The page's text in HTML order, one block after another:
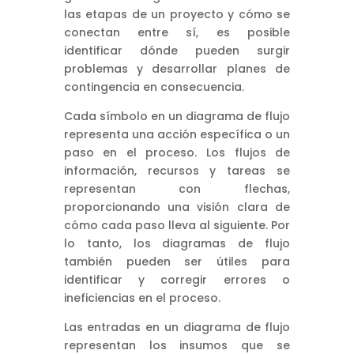
las etapas de un proyecto y cómo se
conectan entre sí, es posible
identificar dónde pueden surgir
problemas y desarrollar planes de
contingencia en consecuencia.
Cada símbolo en un diagrama de flujo
representa una acción específica o un
paso en el proceso. Los flujos de
información, recursos y tareas se
representan con flechas,
proporcionando una visión clara de
cómo cada paso lleva al siguiente. Por
lo tanto, los diagramas de flujo
también pueden ser útiles para
identificar y corregir errores o
ineficiencias en el proceso.
Las entradas en un diagrama de flujo
representan los insumos que se